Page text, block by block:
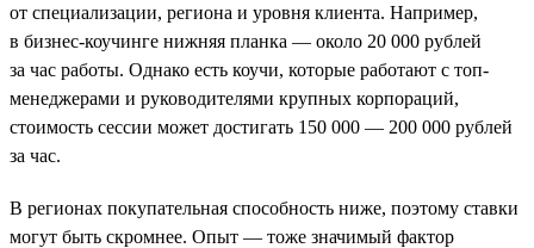
от специализации, региона и уровня клиента. Например,
в бизнес-коучинге нижняя планка — около 20 000 рублей
за час работы. Однако есть коучи, которые работают с топ-
менеджерами и руководителями крупных корпораций,
стоимость сессии может достигать 150 000 — 200 000 рублей
за час.
В регионах покупательная способность ниже, поэтому ставки
могут быть скромнее. Опыт — тоже значимый фактор